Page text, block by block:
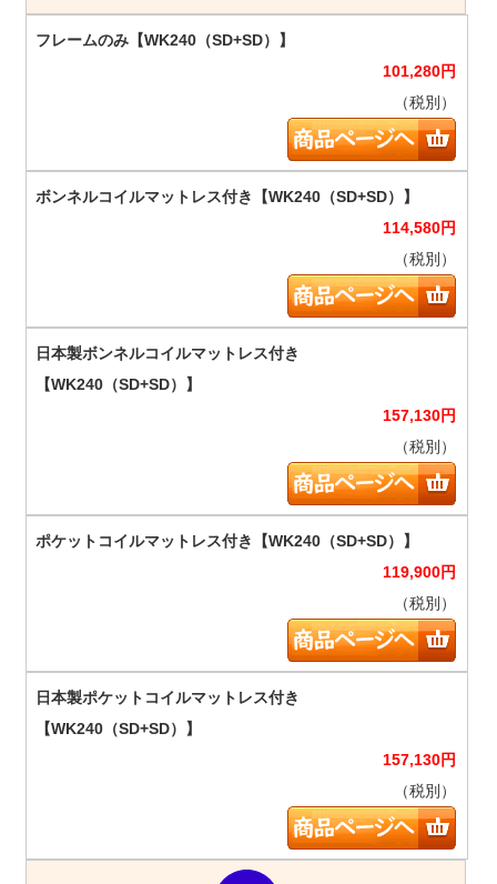
101,280円
（税別）
114,580円
（税別）
157,130円
（税別）
119,900円
（税別）
157,130円
（税別）